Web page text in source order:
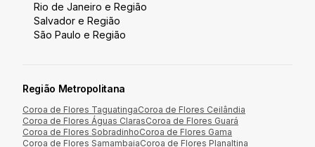
Rio de Janeiro e Região
Salvador e Região
São Paulo e Região
Região Metropolitana
Coroa de Flores TaguatingaCoroa de Flores Ceilândia
Coroa de Flores Águas ClarasCoroa de Flores Guará
Coroa de Flores SobradinhoCoroa de Flores Gama
Coroa de Flores SamambaiaCoroa de Flores Planaltina